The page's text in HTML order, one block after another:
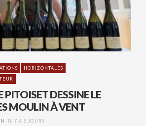
HORIZONTALES
PITOISET DESSINE LE
MOULIN À VENT
IL Y A 5 JOURS